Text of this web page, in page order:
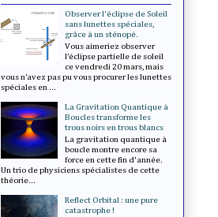
Observer l'éclipse de Soleil
sans lunettes spéciales,
grâce à un sténopé.
Vous aimeriez observer
l’éclipse partielle de soleil
ce vendredi 20 mars, mais
vous n’avez pas pu vous procurer les lunettes
spéciales en ...
La Gravitation Quantique à
Boucles transforme les
trous noirs en trous blancs
La gravitation quantique à
boucle montre encore sa
force en cette fin d'année.
Un trio de physiciens spécialistes de cette
théorie...
Reflect Orbital : une pure
catastrophe !